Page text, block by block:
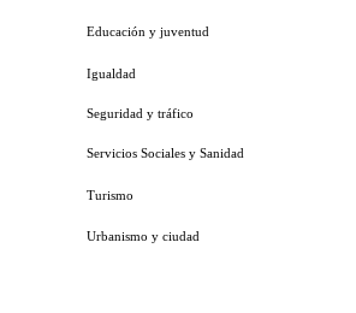
Educación y juventud
Igualdad
Seguridad y tráfico
Servicios Sociales y Sanidad
Turismo
Urbanismo y ciudad